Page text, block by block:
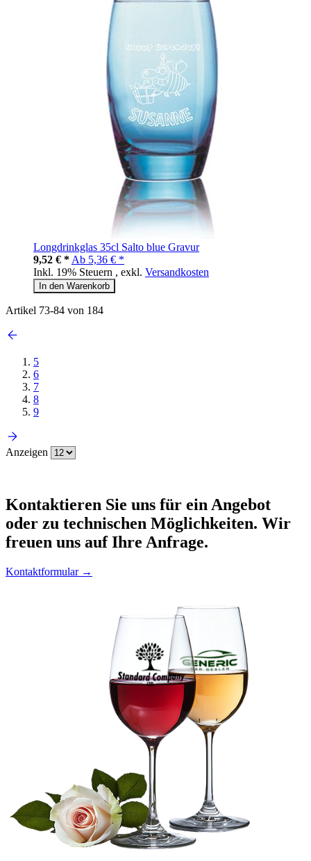
Longdrinkglas 35cl Salto blue Gravur
9,52 € * Ab 5,36 € *
Inkl. 19% Steuern , exkl. Versandkosten
In den Warenkorb
Artikel 73-84 von 184
5
6
7
8
9
Anzeigen
Kontaktieren Sie uns für ein Angebot
oder zu technischen Möglichkeiten. Wir
freuen uns auf Ihre Anfrage.
Kontaktformular →